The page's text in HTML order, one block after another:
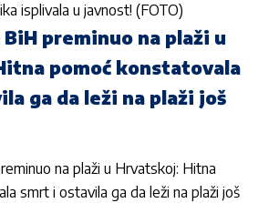
isplivala u javnost! (FOTO)
preminuo na plaži u
pomoć konstatovala
ga da leži na plaži još
na plaži u Hrvatskoj: Hitna
smrt i ostavila ga da leži na plaži još